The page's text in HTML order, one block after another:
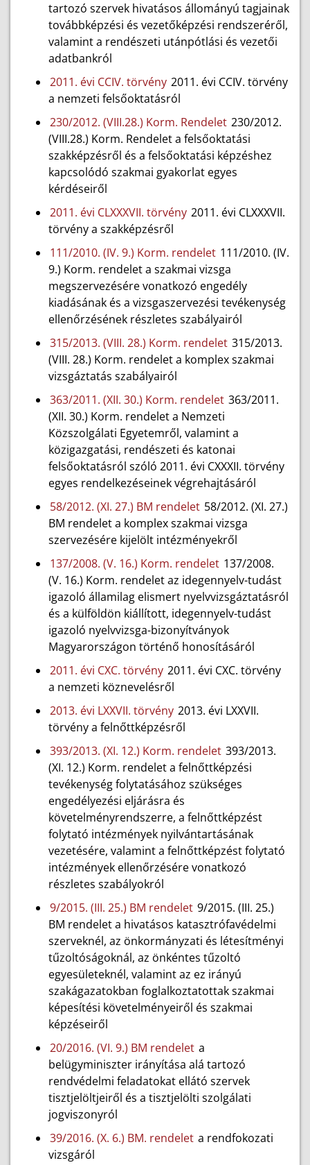
tartozó szervek hivatásos állományú tagjainak
továbbképzési és vezetőképzési rendszeréről,
valamint a rendészeti utánpótlási és vezetői
adatbankról
2011. évi CCIV. törvény 2011. évi CCIV. törvény
a nemzeti felsőoktatásról
230/2012. (VIII.28.) Korm. Rendelet 230/2012.
(VIII.28.) Korm. Rendelet a felsőoktatási
szakképzésről és a felsőoktatási képzéshez
kapcsolódó szakmai gyakorlat egyes
kérdéseiről
2011. évi CLXXXVII. törvény 2011. évi CLXXXVII.
törvény a szakképzésről
111/2010. (IV. 9.) Korm. rendelet 111/2010. (IV.
9.) Korm. rendelet a szakmai vizsga
megszervezésére vonatkozó engedély
kiadásának és a vizsgaszervezési tevékenység
ellenőrzésének részletes szabályairól
315/2013. (VIII. 28.) Korm. rendelet 315/2013.
(VIII. 28.) Korm. rendelet a komplex szakmai
vizsgáztatás szabályairól
363/2011. (XII. 30.) Korm. rendelet 363/2011.
(XII. 30.) Korm. rendelet a Nemzeti
Közszolgálati Egyetemről, valamint a
közigazgatási, rendészeti és katonai
felsőoktatásról szóló 2011. évi CXXXII. törvény
egyes rendelkezéseinek végrehajtásáról
58/2012. (XI. 27.) BM rendelet 58/2012. (XI. 27.)
BM rendelet a komplex szakmai vizsga
szervezésére kijelölt intézményekről
137/2008. (V. 16.) Korm. rendelet 137/2008.
(V. 16.) Korm. rendelet az idegennyelv-tudást
igazoló államilag elismert nyelvvizsgáztatásról
és a külföldön kiállított, idegennyelv-tudást
igazoló nyelvvizsga-bizonyítványok
Magyarországon történő honosításáról
2011. évi CXC. törvény 2011. évi CXC. törvény
a nemzeti köznevelésről
2013. évi LXXVII. törvény 2013. évi LXXVII.
törvény a felnőttképzésről
393/2013. (XI. 12.) Korm. rendelet 393/2013.
(XI. 12.) Korm. rendelet a felnőttképzési
tevékenység folytatásához szükséges
engedélyezési eljárásra és
követelményrendszerre, a felnőttképzést
folytató intézmények nyilvántartásának
vezetésére, valamint a felnőttképzést folytató
intézmények ellenőrzésére vonatkozó
részletes szabályokról
9/2015. (III. 25.) BM rendelet 9/2015. (III. 25.)
BM rendelet a hivatásos katasztrófavédelmi
szerveknél, az önkormányzati és létesítményi
tűzoltóságoknál, az önkéntes tűzoltó
egyesületeknél, valamint az ez irányú
szakágazatokban foglalkoztatottak szakmai
képesítési követelményeiről és szakmai
képzéseiről
20/2016. (VI. 9.) BM rendelet a
belügyminiszter irányítása alá tartozó
rendvédelmi feladatokat ellátó szervek
tisztjelöltjeiről és a tisztjelölti szolgálati
jogviszonyról
39/2016. (X. 6.) BM. rendelet a rendfokozati
vizsgáról